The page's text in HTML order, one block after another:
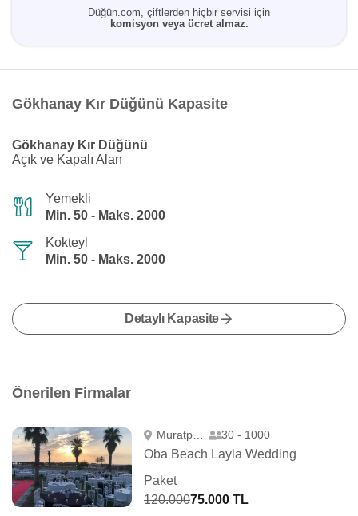
Düğün.com, çiftlerden hiçbir servisi için
komisyon veya ücret almaz.
Gökhanay Kır Düğünü Kapasite
Gökhanay Kır Düğünü
Açık ve Kapalı Alan
Yemekli
Min. 50 - Maks. 2000
Kokteyl
Min. 50 - Maks. 2000
Detaylı Kapasite
Önerilen Firmalar
Muratpaşa 30 - 1000
Oba Beach Layla Wedding
Paket
120.00075.000 TL